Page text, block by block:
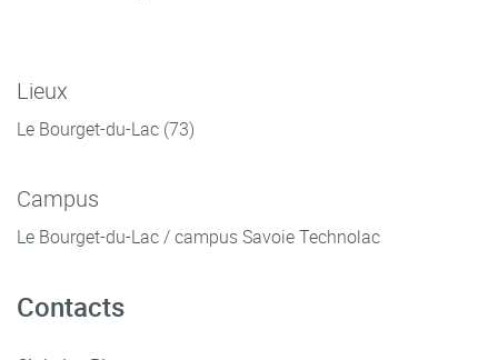
Lieux
Le Bourget-du-Lac (73)
Campus
Le Bourget-du-Lac / campus Savoie Technolac
Contacts